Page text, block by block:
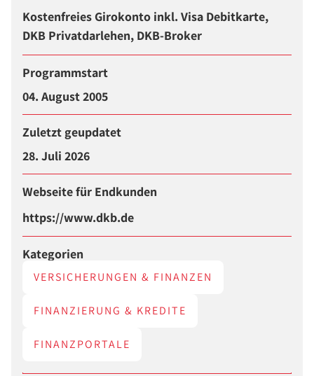
Kostenfreies Girokonto inkl. Visa Debitkarte,
DKB Privatdarlehen, DKB-Broker
Programmstart
04. August 2005
Zuletzt geupdatet
28. Juli 2026
Webseite für Endkunden
https://www.dkb.de
Kategorien
VERSICHERUNGEN & FINANZEN
FINANZIERUNG & KREDITE
FINANZPORTALE